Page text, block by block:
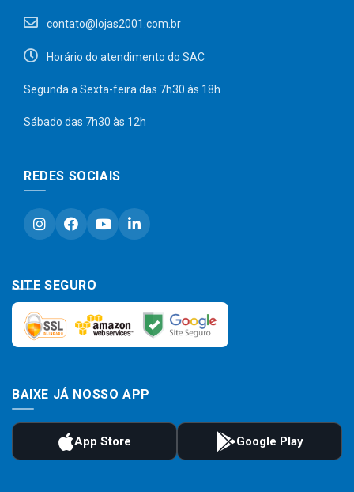
contato@lojas2001.com.br
Horário do atendimento do SAC
Segunda a Sexta-feira das 7h30 às 18h
Sábado das 7h30 às 12h
REDES SOCIAIS
SITE SEGURO
BAIXE JÁ NOSSO APP